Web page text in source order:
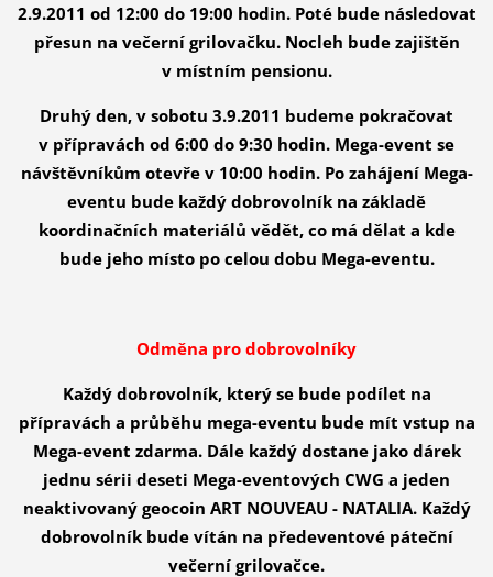
2.9.2011 od 12:00 do 19:00 hodin. Poté bude následovat
přesun na večerní grilovačku. Nocleh bude zajištěn
v místním pensionu.
Druhý den, v sobotu 3.9.2011 budeme pokračovat
v přípravách od 6:00 do 9:30 hodin. Mega-event se
návštěvníkům otevře v 10:00 hodin. Po zahájení Mega-
eventu bude každý dobrovolník na základě
koordinačních materiálů vědět, co má dělat a kde
bude jeho místo po celou dobu Mega-eventu.
Odměna pro dobrovolníky
Každý dobrovolník, který se bude podílet na
přípravách a průběhu mega-eventu bude mít vstup na
Mega-event zdarma. Dále každý dostane jako dárek
jednu sérii deseti Mega-eventových CWG a jeden
neaktivovaný geocoin ART NOUVEAU - NATALIA. Každý
dobrovolník bude vítán na předeventové páteční
večerní grilovačce.